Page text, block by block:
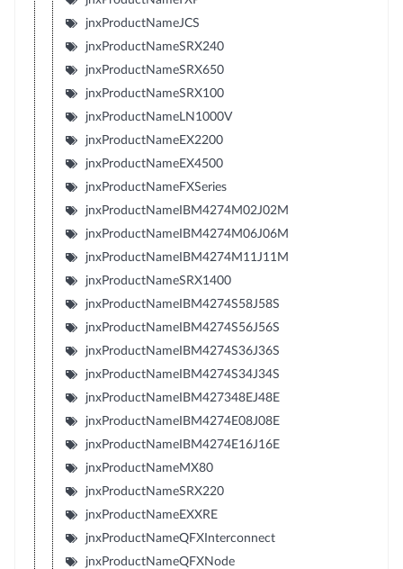
jnxProductNameJCS
jnxProductNameSRX240
jnxProductNameSRX650
jnxProductNameSRX100
jnxProductNameLN1000V
jnxProductNameEX2200
jnxProductNameEX4500
jnxProductNameFXSeries
jnxProductNameIBM4274M02J02M
jnxProductNameIBM4274M06J06M
jnxProductNameIBM4274M11J11M
jnxProductNameSRX1400
jnxProductNameIBM4274S58J58S
jnxProductNameIBM4274S56J56S
jnxProductNameIBM4274S36J36S
jnxProductNameIBM4274S34J34S
jnxProductNameIBM427348EJ48E
jnxProductNameIBM4274E08J08E
jnxProductNameIBM4274E16J16E
jnxProductNameMX80
jnxProductNameSRX220
jnxProductNameEXXRE
jnxProductNameQFXInterconnect
jnxProductNameQFXNode